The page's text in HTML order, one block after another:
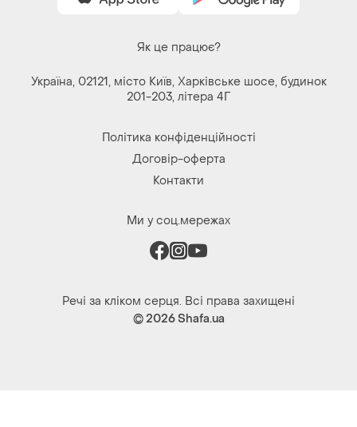
Як це працює?
Україна, 02121, місто Київ, Харківське шосе, будинок
201-203, літера 4Г
Політика конфіденційності
Договір-оферта
Контакти
Ми у соц.мережах
Речі за кліком серця. Всі права захищені
© 2026Shafa.ua